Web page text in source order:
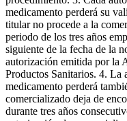
medicamento perderá su
titular no procede a la
periodo de los tres años
siguiente de la fecha de la
autorización emitida por la
Productos Sanitarios. 4. La
medicamento perderá
comercializado deja de
durante tres años